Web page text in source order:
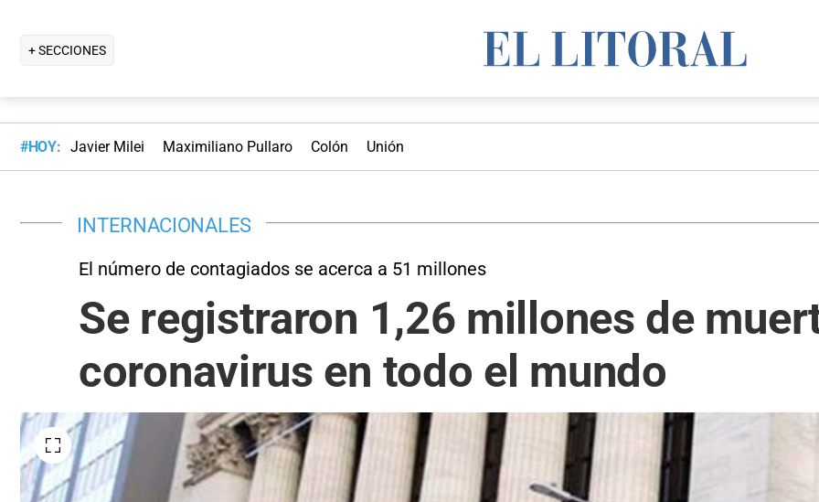
+ SECCIONES
#HOY: Javier Milei Maximiliano Pullaro Colón Unión
INTERNACIONALES
El número de contagiados se acerca a 51 millones
Se registraron 1,26 millones de
coronavirus en todo el mundo